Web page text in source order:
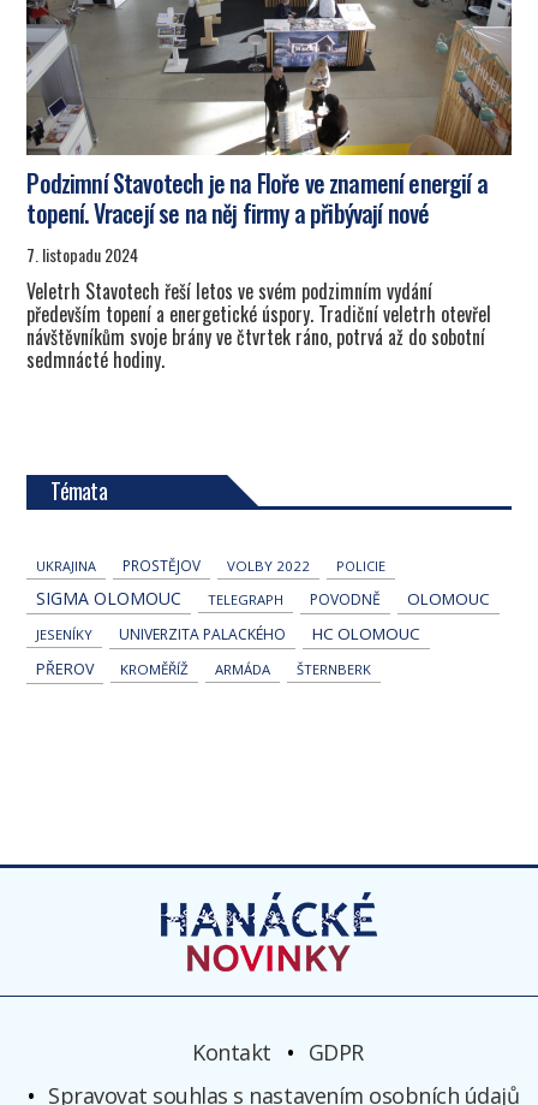
Podzimní Stavotech je na Floře ve znamení energií a
topení. Vracejí se na něj firmy a přibývají nové
7. listopadu 2024
Veletrh Stavotech řeší letos ve svém podzimním vydání
především topení a energetické úspory. Tradiční veletrh otevřel
návštěvníkům svoje brány ve čtvrtek ráno, potrvá až do sobotní
sedmnácté hodiny.
Témata
UKRAJINA PROSTĚJOV VOLBY 2022 POLICIE
SIGMA OLOMOUC TELEGRAPH POVODNĚ OLOMOUC
JESENÍKY UNIVERZITA PALACKÉHO HC OLOMOUC
PŘEROV KROMĚŘÍŽ ARMÁDA ŠTERNBERK
Kontakt
GDPR
Spravovat souhlas s nastavením osobních údajů